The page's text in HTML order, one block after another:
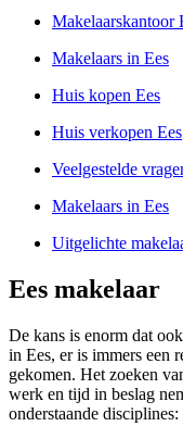
Makelaarskantoor
Makelaars in Ees
Huis kopen Ees
Huis verkopen Ees
Veelgestelde
Makelaars in Ees
Uitgelichte
Ees makelaar
De kans is enorm dat
in Ees, er is immers een
gekomen. Het zoeken
werk en tijd in beslag
onderstaande disciplines: